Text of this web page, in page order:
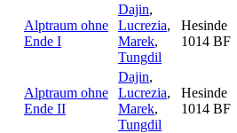
Alptraum ohne
Ende I
Dajin,
Lucrezia,
Marek,
Tungdil
Hesinde
1014 BF
Alptraum ohne
Ende II
Dajin,
Lucrezia,
Marek,
Tungdil
Hesinde
1014 BF